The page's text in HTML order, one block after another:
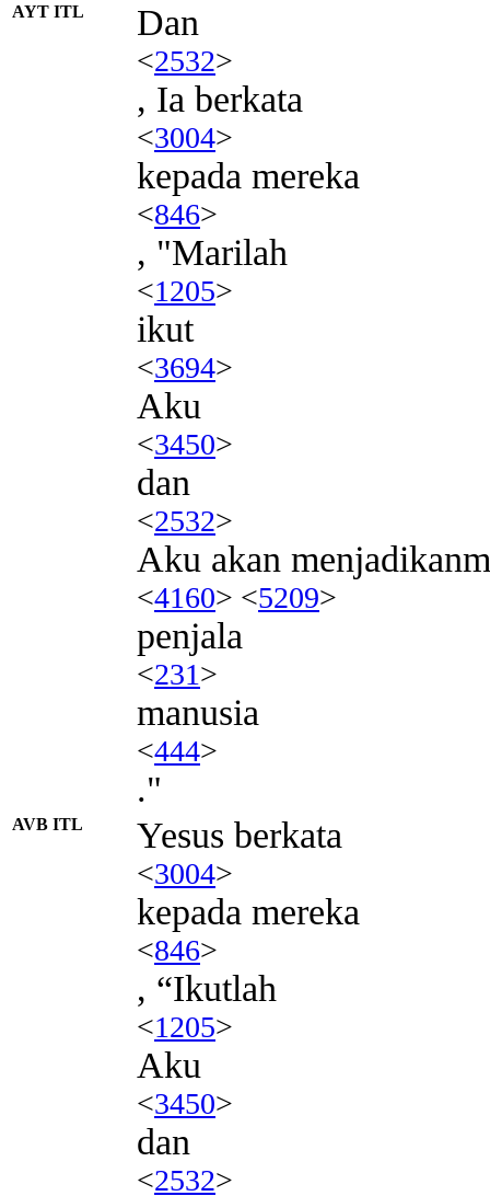
AYT ITL Dan
<2532>
, Ia berkata
<3004>
kepada mereka
<846>
, "Marilah
<1205>
ikut
<3694>
Aku
<3450>
dan
<2532>
Aku akan
<4160> <5209>
penjala
<231>
manusia
<444>
."
AVB ITL Yesus berkata
<3004>
kepada mereka
<846>
, “Ikutlah
<1205>
Aku
<3450>
dan
<2532>